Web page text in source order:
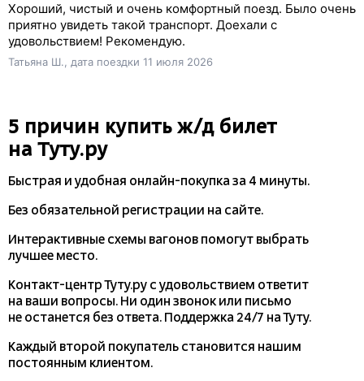
Хороший, чистый и очень комфортный поезд. Было очень
приятно увидеть такой транспорт. Доехали с
удовольствием! Рекомендую.
Татьяна Ш., дата поездки 11 июля 2026
5 причин купить ж/д билет
на Туту.ру
Быстрая и удобная онлайн-покупказа 4 минуты.
Без обязательной регистрации на сайте.
Интерактивные схемы вагонов помогут выбрать
лучшее место.
Контакт-центр Туту.ру с удовольствием ответит
на ваши вопросы. Ни один звонок или письмо
не останется без ответа. Поддержка 24/7 на Туту.
Каждый второй покупатель становится нашим
постоянным клиентом.